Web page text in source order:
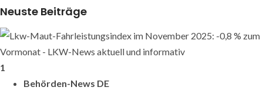
weiter
Neuste Beiträge
1
Behörden-News DE